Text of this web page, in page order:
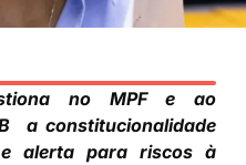
no MPF e ao
a constitucionalidade
alerta para riscos à